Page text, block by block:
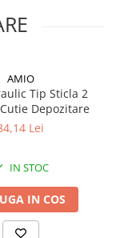
AMIO
Tip Sticla 2
Depozitare
Lei
IN STOC
IN COS